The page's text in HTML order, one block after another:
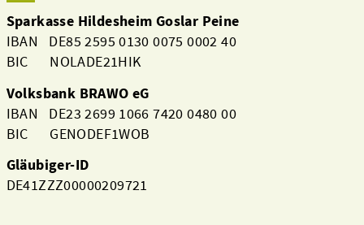
Sparkasse Hildesheim Goslar Peine
IBAN DE85 2595 0130 0075 0002 40
BIC NOLADE21HIK
Volksbank BRAWO eG
IBAN DE23 2699 1066 7420 0480 00
BIC GENODEF1WOB
Gläubiger-ID
DE41ZZZ00000209721